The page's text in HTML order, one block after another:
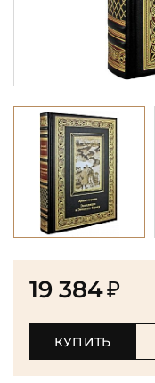
19 384₽
КУПИТЬ